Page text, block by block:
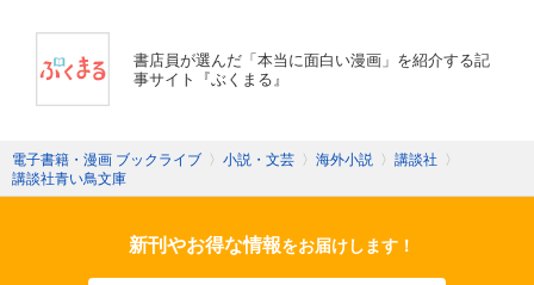
書店員が選んだ「本当に面白い漫画」を紹介する記
事サイト『ぶくまる』
電子書籍・漫画 ブックライブ 〉 小説・文芸 〉 海外小説 〉 講談社 〉
講談社青い鳥文庫
新刊やお得な情報をお届けします！